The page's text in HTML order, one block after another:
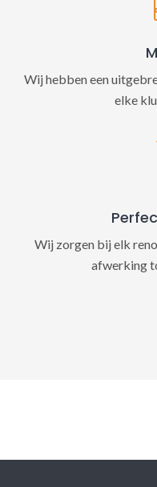
Wij hebben een
elke
Wij zorgen bij elk
afwerking